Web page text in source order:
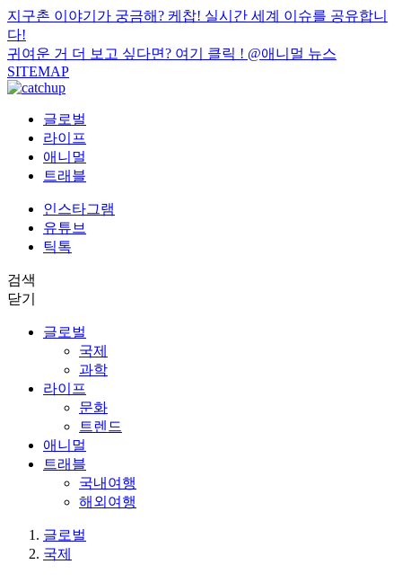
지구촌 이야기가 궁금해? 케찹! 실시간 세계 이슈를 공유합니
다!
귀여운 거 더 보고 싶다면? 여기 클릭 ! @애니멀 뉴스
SITEMAP
글로벌
라이프
애니멀
트래블
인스타그램
유튜브
틱톡
검색
닫기
글로벌
국제
과학
라이프
문화
트렌드
애니멀
트래블
국내여행
해외여행
글로벌
국제